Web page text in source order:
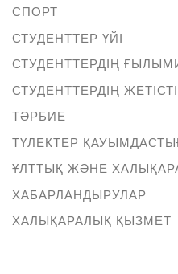
СПОРТ
СТУДЕНТТЕР ҮЙІ
СТУДЕНТТЕРДІҢ
СТУДЕНТТЕРДІҢ
ТӘРБИЕ
ТҮЛЕКТЕР
ҰЛТТЫҚ ЖӘНЕ
ХАБАРЛАНДЫРУЛАР
ХАЛЫҚАРАЛЫҚ ҚЫЗМЕТ